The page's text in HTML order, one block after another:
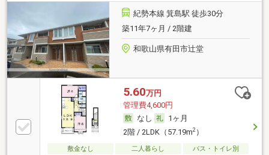
紀勢本線 箕島駅 徒歩30分
築11年7ヶ月 / 2階建
和歌山県有田市辻堂
5.60万円
管理費4,600円
なし
1ヶ月
2階 / 2LDK（57.19m2）
敷金なし 二人暮らし
バス・トイレ別